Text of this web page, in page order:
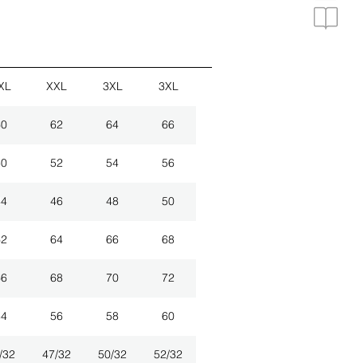
XXL 3XL 3XL
62 64 66
52 54 56
46 48 50
64 66 68
68 70 72
56 58 60
32 47/32 50/32 52/32